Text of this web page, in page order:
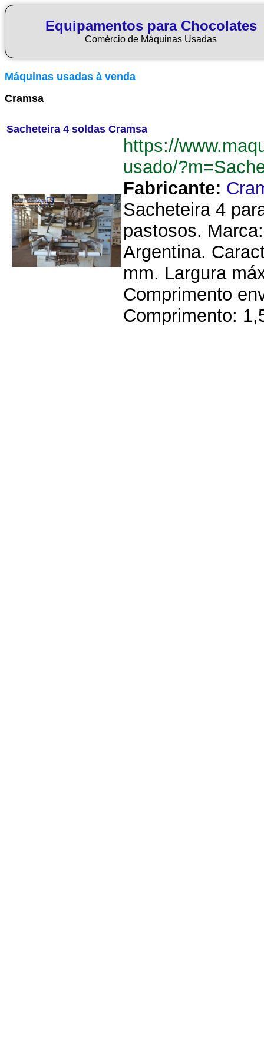
Equipamentos para Chocolates
Comércio de Máquinas Usadas
Máquinas usadas à venda
Cramsa
Sacheteira 4 soldas Cramsa
https://
usado/
Fabricante:
Sacheteira 4
pastosos.
Argentina.
mm. Largura
Comprimento
Comprimento: